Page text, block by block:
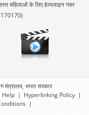
महिलाओं के लिए हेल्पलाइन नंबर
मंत्रालय, भारत सरकार
Help | Hyperlinking Policy |
|